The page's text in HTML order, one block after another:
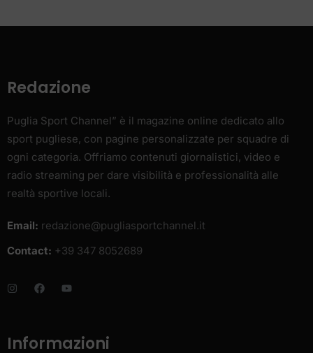
Redazione
Puglia Sport Channel” è il magazine online dedicato allo
sport pugliese, con pagine personalizzate per squadre di
ogni categoria. Offriamo contenuti giornalistici, video e
radio streaming per dare visibilità e professionalità alle
realtà sportive locali.
Email: redazione@pugliasportchannel.it
Contact: +39 347 8052689
Informazioni